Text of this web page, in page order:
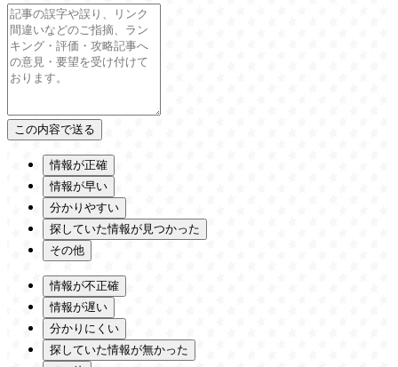
情報が正確
情報が早い
分かりやすい
探していた情報が見つかった
その他
情報が不正確
情報が遅い
分かりにくい
探していた情報が無かった